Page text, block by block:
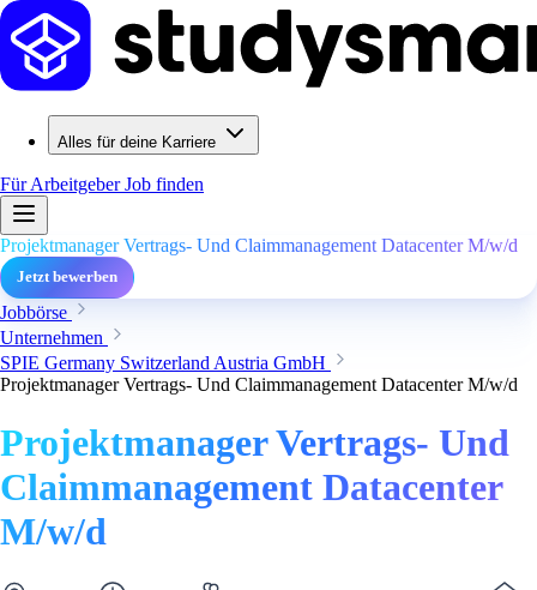
Alles für deine Karriere
Für ArbeitgeberJob finden
Projektmanager Vertrags- Und Claimmanagement Datacenter M/w/d
Jetzt bewerben
Jobbörse
Unternehmen
SPIE Germany Switzerland Austria GmbH
Projektmanager Vertrags- Und Claimmanagement Datacenter M/w/d
Projektmanager Vertrags- Und
Claimmanagement Datacenter
M/w/d